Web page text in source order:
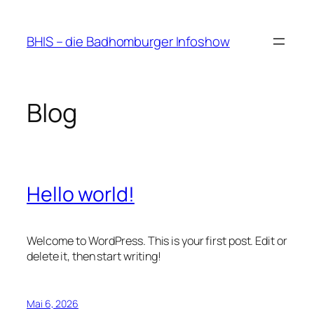
springen
BHIS – die Badhomburger Infoshow
Blog
Hello world!
Welcome to WordPress. This is your first post. Edit or
delete it, then start writing!
Mai 6, 2026